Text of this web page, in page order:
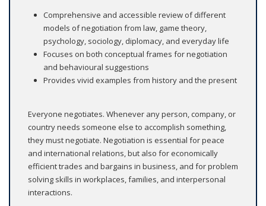
Comprehensive and accessible review of different
models of negotiation from law, game theory,
psychology, sociology, diplomacy, and everyday life
Focuses on both conceptual frames for negotiation
and behavioural suggestions
Provides vivid examples from history and the present
Everyone negotiates. Whenever any person, company, or
country needs someone else to accomplish something,
they must negotiate. Negotiation is essential for peace
and international relations, but also for economically
efficient trades and bargains in business, and for problem
solving skills in workplaces, families, and interpersonal
interactions.